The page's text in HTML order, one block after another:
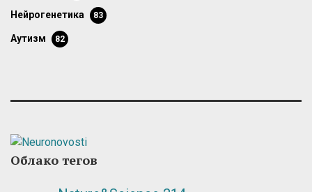
нейрогенетика 83
аутизм 82
Облако тегов